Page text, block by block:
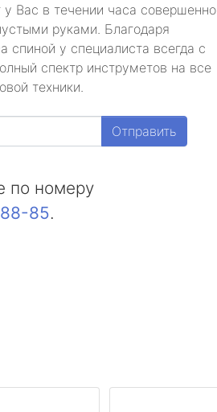
Вас в течении часа совершенно
руками. Благодаря
спиной у специалиста всегда с
спектр инструметов на все
техники.
Отправить
по номеру
85.